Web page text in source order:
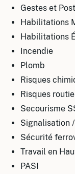
Gestes et
Habilitations
Habilitations
Incendie
Plomb
Risques
Risques
Secourisme
Signalisation
Sécurité
Travail en
PASI